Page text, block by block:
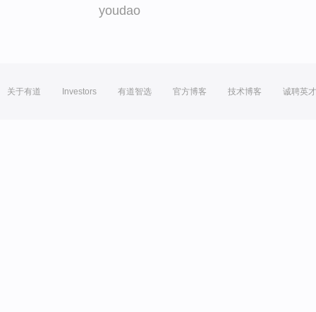
youdao
关于有道 Investors 有道智选 官方博客 技术博客 诚聘英才